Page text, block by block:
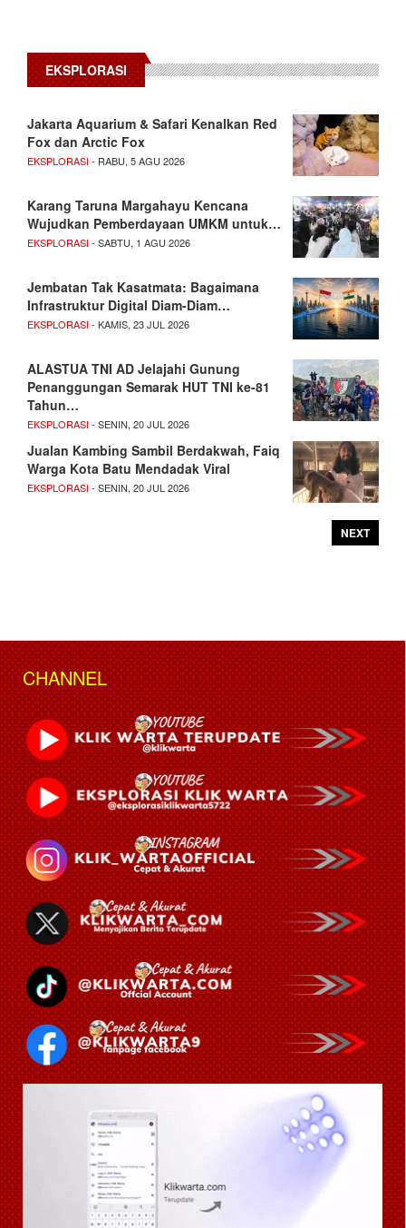
EKSPLORASI
Jakarta Aquarium & Safari Kenalkan Red
Fox dan Arctic Fox
EKSPLORASI- RABU, 5 AGU 2026
Karang Taruna Margahayu Kencana
Wujudkan Pemberdayaan UMKM untuk…
EKSPLORASI- SABTU, 1 AGU 2026
Jembatan Tak Kasatmata: Bagaimana
Infrastruktur Digital Diam-Diam…
EKSPLORASI- KAMIS, 23 JUL 2026
ALASTUA TNI AD Jelajahi Gunung
Penanggungan Semarak HUT TNI ke-81
Tahun…
EKSPLORASI- SENIN, 20 JUL 2026
Jualan Kambing Sambil Berdakwah, Faiq
Warga Kota Batu Mendadak Viral
EKSPLORASI- SENIN, 20 JUL 2026
NEXT
CHANNEL